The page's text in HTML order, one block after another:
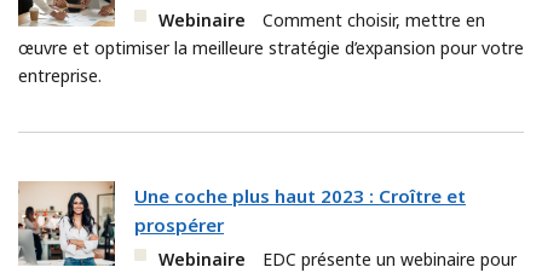
Webinaire
Comment choisir, mettre en
œuvre et optimiser la meilleure stratégie d’expansion pour votre
entreprise.
Une coche plus haut 2023 : Croître et
prospérer
Webinaire EDC présente un webinaire pour